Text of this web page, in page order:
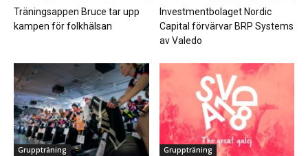
Träningsappen Bruce tar upp
kampen för folkhälsan
Investmentbolaget Nordic
Capital förvärvar BRP Systems
av Valedo
Gruppträning Gruppträning